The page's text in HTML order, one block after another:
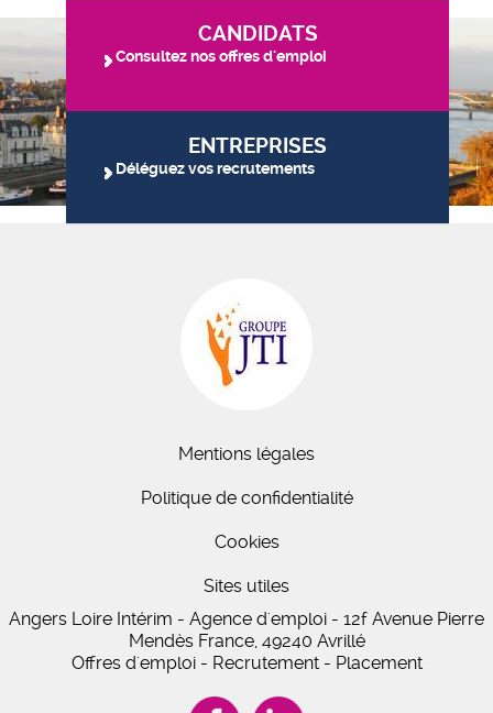
CANDIDATS
Consultez nos offres d'emploi
ENTREPRISES
Déléguez vos recrutements
Mentions légales
Politique de confidentialité
Cookies
Sites utiles
Angers Loire Intérim - Agence d'emploi - 12f Avenue Pierre
Mendès France, 49240 Avrillé
Offres d'emploi - Recrutement - Placement